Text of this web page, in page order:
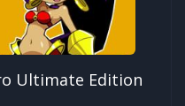
Ultimate Edition